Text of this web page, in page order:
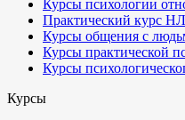
Курсы психологии
Практический курс
Курсы общения с
Курсы практической
Курсы
Курсы